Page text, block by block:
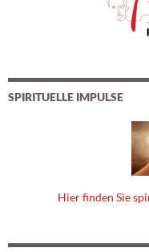
SPIRITUELLE IMPULSE
Hier finden Sie